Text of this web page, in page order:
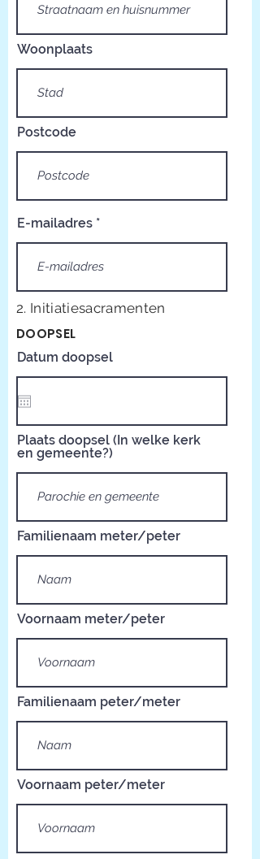
Woonplaats
Postcode
E-mailadres
2. Initiatiesacramenten
DOOPSEL
Datum doopsel
Plaats doopsel (In welke kerk
en gemeente?)
Familienaam meter/peter
Voornaam meter/peter
Familienaam peter/meter
Voornaam peter/meter